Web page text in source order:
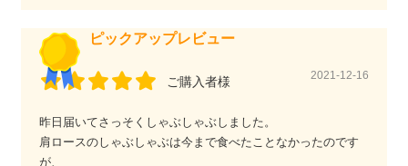
ピックアップレビュー
ご購入者様 2021-12-16
昨日届いてさっそくしゃぶしゃぶしました。
肩ロースのしゃぶしゃぶは今まで食べたことなかったのです
が、